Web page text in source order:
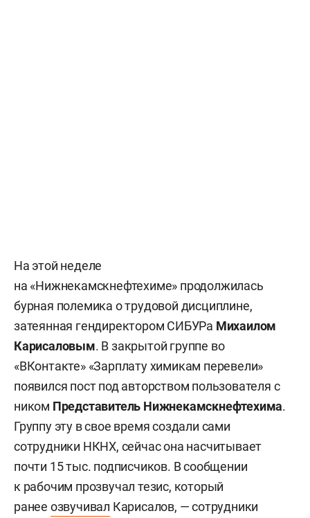
На этой неделе
на «Нижнекамскнефтехиме» продолжилась
бурная полемика о трудовой дисциплине,
затеянная гендиректором СИБУРа Михаилом
Карисаловым. В закрытой группе во
«ВКонтакте» «Зарплату химикам перевели»
появился пост под авторством пользователя с
ником Представитель Нижнекамскнефтехима.
Группу эту в свое время создали сами
сотрудники НКНХ, сейчас она насчитывает
почти 15 тыс. подписчиков. В сообщении
к рабочим прозвучал тезис, который
ранее озвучивал Карисалов, — сотрудники